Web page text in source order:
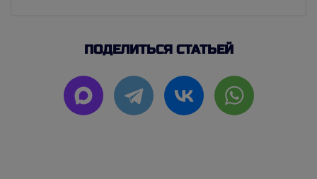
ПОДЕЛИТЬСЯ СТАТЬЕЙ